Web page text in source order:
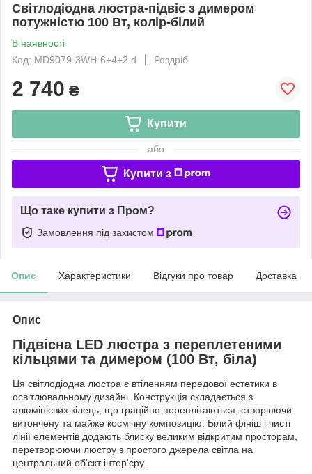
Світлодіодна люстра-підвіс з димером
потужністю 100 Вт, колір-білий
В наявності
Код: MD9079-3WH-6+4+2 d
Роздріб
2 740 ₴
Купити
або
Купити з
Що таке купити з Пром?
Замовлення під захистом
Опис Характеристики Відгуки про товар Доставка
Опис
Підвісна LED люстра з переплетеними
кільцями та димером (100 Вт, біла)
Ця світлодіодна люстра є втіленням передової естетики в
освітлювальному дизайні. Конструкція складається з
алюмінієвих кілець, що граційно переплітаються, створюючи
витончену та майже космічну композицію. Білий фініш і чисті
лінії елементів додають блиску великим відкритим просторам,
перетворюючи люстру з простого джерела світла на
центральний об'єкт інтер'єру.